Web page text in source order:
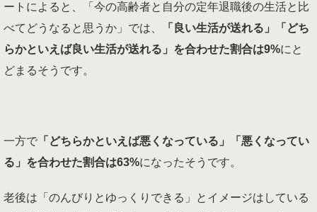
ートによると、「今の高齢者と自分の定年退職後の生活と比
べてどうなると思うか」では、
「良い生活が送れる」「どち
らかといえば良い生活が送れる」を合わせた割合は9%にと
どまるそうです。
一方で 「どちらかといえば悪くなっている」「悪くなってい
る」を合わせた割合は63%になったそうです。
老後は「のんびりとゆっくりできる」とイメージはしている